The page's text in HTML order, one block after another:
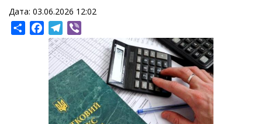
Дата: 03.06.2026 12:02
ShareFacebookTelegram